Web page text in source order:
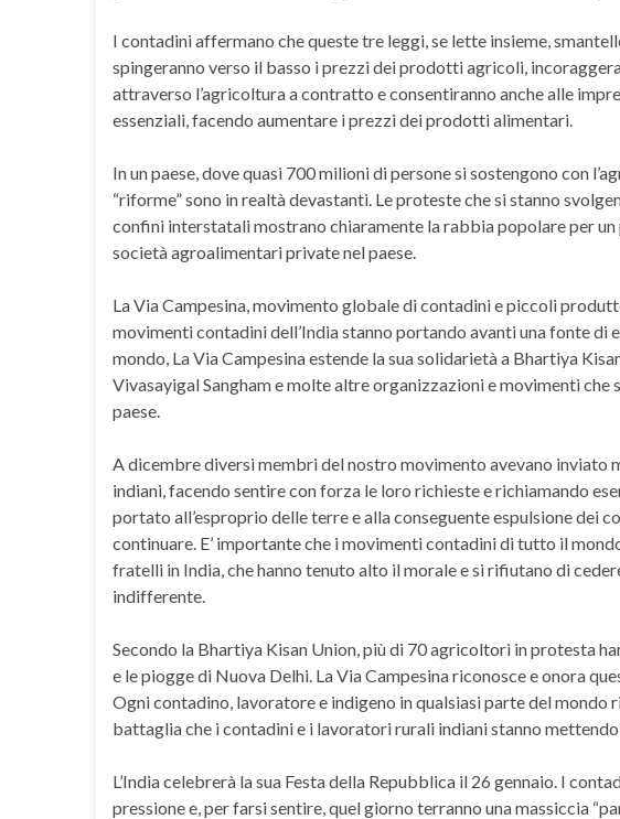
I contadini affermano che queste tre leggi, se lette insieme,
spingeranno verso il basso i prezzi dei prodotti agricoli,
attraverso l’agricoltura a contratto e consentiranno anche alle
essenziali, facendo aumentare i prezzi dei prodotti alimentari.
In un paese, dove quasi 700 milioni di persone si sostengono con
“riforme” sono in realtà devastanti. Le proteste che si stanno
confini interstatali mostrano chiaramente la rabbia popolare per
società agroalimentari private nel paese.
La Via Campesina, movimento globale di contadini e piccoli
movimenti contadini dell’India stanno portando avanti una fonte
mondo, La Via Campesina estende la sua solidarietà a Bhartiya
Vivasayigal Sangham e molte altre organizzazioni e movimenti
paese.
A dicembre diversi membri del nostro movimento avevano inviato
indiani, facendo sentire con forza le loro richieste e richiamando
portato all’esproprio delle terre e alla conseguente espulsione dei
continuare. E’ importante che i movimenti contadini di tutto il
fratelli in India, che hanno tenuto alto il morale e si rifiutano di
indifferente.
Secondo la Bhartiya Kisan Union, più di 70 agricoltori in protesta
e le piogge di Nuova Delhi. La Via Campesina riconosce e onora
Ogni contadino, lavoratore e indigeno in qualsiasi parte del mondo
battaglia che i contadini e i lavoratori rurali indiani stanno mettendo
L’India celebrerà la sua Festa della Repubblica il 26 gennaio. I
pressione e, per farsi sentire, quel giorno terranno una massiccia